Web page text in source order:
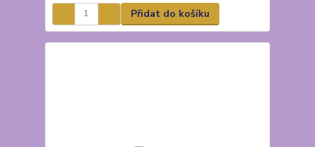
Přidat do košíku